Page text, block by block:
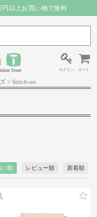
以上お買い物で無料
Store ログイン カート
Stitch-on
い順 レビュー順 新着順